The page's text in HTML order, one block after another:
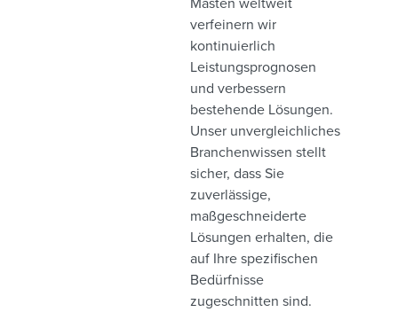
verfeinern wir
kontinuierlich
Leistungsprognosen
und verbessern
bestehende Lösungen.
Unser unvergleichliches
Branchenwissen stellt
sicher, dass Sie
zuverlässige,
maßgeschneiderte
Lösungen erhalten, die
auf Ihre spezifischen
Bedürfnisse
zugeschnitten sind.